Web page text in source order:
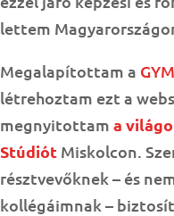
lettem
Megalapítottam a
létrehoztam ezt a
megnyitottam a
Stúdiót Miskolcon.
résztvevőknek – és
kollégáimnak –